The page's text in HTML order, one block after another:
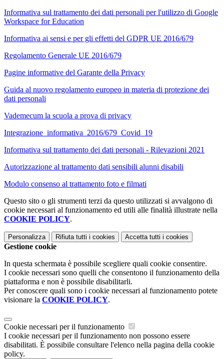
Informativa sul trattamento dei dati personali per l'utilizzo di Google
Workspace for Education
Informativa ai sensi e per gli effetti del GDPR UE 2016/679
Regolamento Generale UE 2016/679
Pagine informative del Garante della Privacy
Guida al nuovo regolamento europeo in materia di protezione dei
dati personali
Vademecum la scuola a prova di privacy
Integrazione_informativa_2016/679_Covid_19
Informativa sul trattamento dei dati personali - Rilevazioni 2021
Autorizzazione al trattamento dati sensibili alunni disabili
Modulo consenso al trattamento foto e filmati
Questo sito o gli strumenti terzi da questo utilizzati si avvalgono di
cookie necessari al funzionamento ed utili alle finalità illustrate nella
COOKIE POLICY.
Personalizza Rifiuta tutti i cookies Accetta tutti i cookies
Gestione cookie
In questa schermata è possibile scegliere quali cookie consentire.
I cookie necessari sono quelli che consentono il funzionamento della
piattaforma e non è possibile disabilitarli.
Per conoscere quali sono i cookie necessari al funzionamento potete
visionare la COOKIE POLICY.
Cookie necessari per il funzionamento
I cookie necessari per il funzionamento non possono essere
disabilitati. È possibile consultare l'elenco nella pagina della cookie
policy.